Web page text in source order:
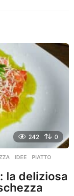
242 0
,IDEE ,PIATTO
la deliziosa